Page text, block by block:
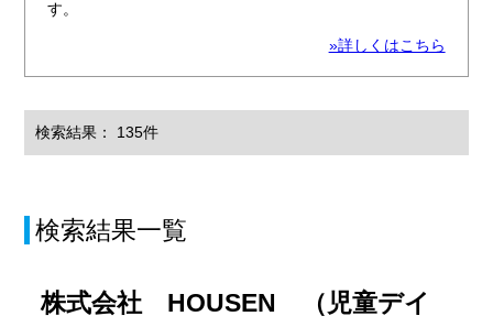
す。
»詳しくはこちら
検索結果： 135件
検索結果一覧
株式会社 HOUSEN （児童デイ